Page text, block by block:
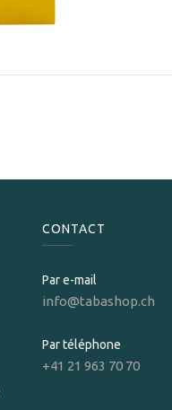
CONTACT
Par e-mail
info@tabashop.ch
Par téléphone
+41 21 963 70 70